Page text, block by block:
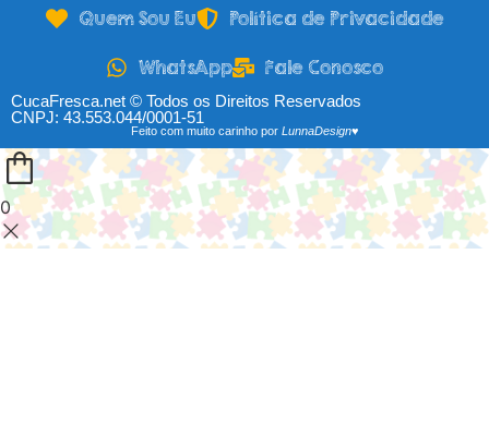
Quem Sou Eu Política de Privacidade
WhatsApp Fale Conosco
CucaFresca.net © Todos os Direitos Reservados
CNPJ: 43.553.044/0001-51
Feito com muito carinho por LunnaDesign♥
0